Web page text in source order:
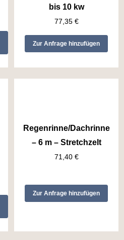
bis 10 kw
77,35 €
Zur Anfrage hinzufügen
Regenrinne/Dachrinne
– 6 m – Stretchzelt
71,40 €
Zur Anfrage hinzufügen